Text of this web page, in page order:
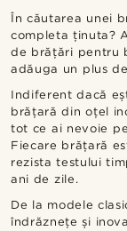
În căutarea unei
completa ținuta?
de brățări pentru
adăuga un plus
Indiferent dacă
brățară din oțel
tot ce ai nevoie
Fiecare brățară
rezista testului
ani de zile.
De la modele
îndrăznețe și